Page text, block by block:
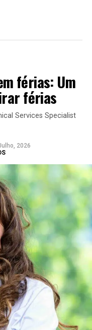
férias: Um
férias
Services Specialist
2026